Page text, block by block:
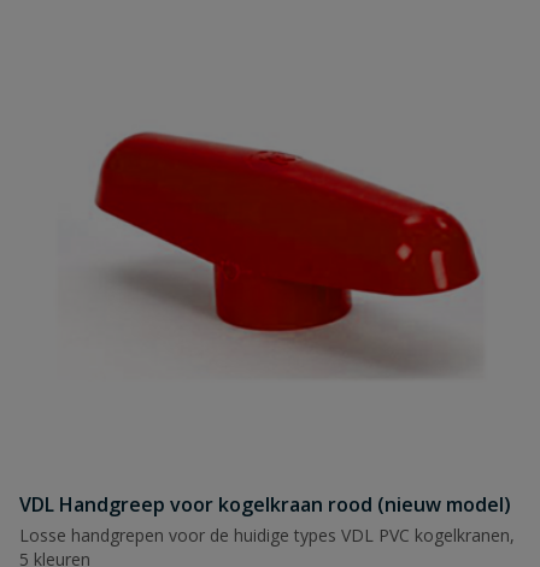
VDL Handgreep voor kogelkraan rood (nieuw model)
Losse handgrepen voor de huidige types VDL PVC kogelkranen,
5 kleuren